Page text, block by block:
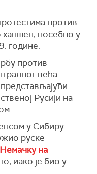
против
хапшен, посебно у
године.
против
већа
Русији на
у Сибиру
руске
на
иако је био у